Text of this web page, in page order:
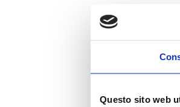
Questo sito web